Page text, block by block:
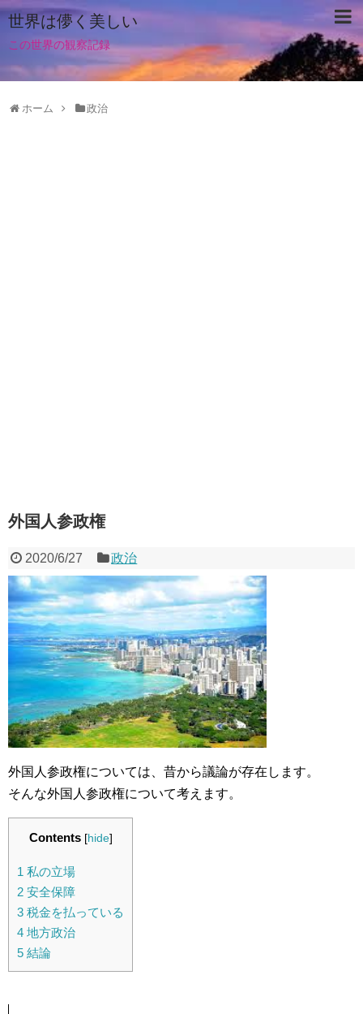
世界は儚く美しい
この世界の観察記録
ホーム 政治
外国人参政権
2020/6/27 政治
外国人参政権については、昔から議論が存在します。
そんな外国人参政権について考えます。
Contents [hide]
1 私の立場
2 安全保障
3 税金を払っている
4 地方政治
5 結論